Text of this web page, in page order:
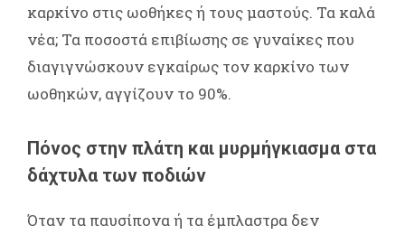
καρκίνο στις ωοθήκες ή τους μαστούς. Τα καλά
νέα; Τα ποσοστά επιβίωσης σε γυναίκες που
διαγιγνώσκουν εγκαίρως τον καρκίνο των
ωοθηκών, αγγίζουν το 90%.
Πόνος στην πλάτη και μυρμήγκιασμα στα
δάχτυλα των ποδιών
Όταν τα παυσίπονα ή τα έμπλαστρα δεν